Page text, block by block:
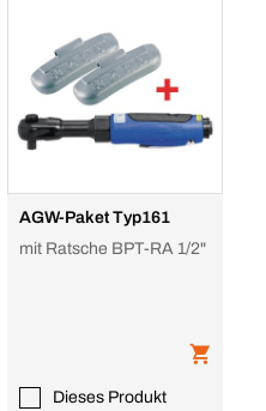
AGW-Paket Typ161
mit Ratsche BPT-RA 1/2"
Dieses Produkt